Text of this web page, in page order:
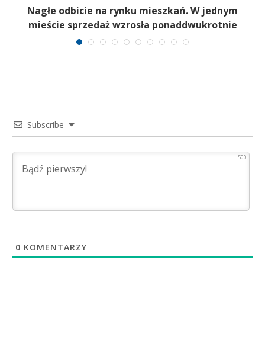
Nagłe odbicie na rynku mieszkań. W jednym
mieście sprzedaż wzrosła ponaddwukrotnie
Subscribe
500
0 KOMENTARZY